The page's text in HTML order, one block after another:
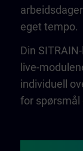
eget tempo.
Din
live-
individuell
for spørsmål